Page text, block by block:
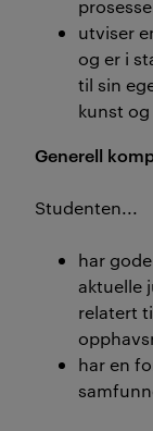
utviser
og er i
til sin
kunst
Generell
Studenten...
har
aktuelle
relatert
har en